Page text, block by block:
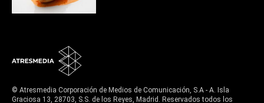
© Atresmedia Corporación de Medios de Comunicación, S.A - A. Isla
Graciosa 13, 28703, S.S. de los Reyes, Madrid. Reservados todos los